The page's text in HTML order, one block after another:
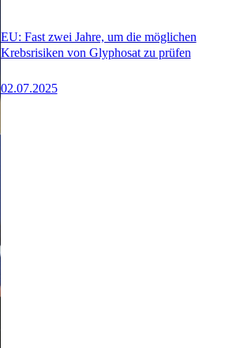
EU: Fast zwei Jahre, um die möglichen
Krebsrisiken von Glyphosat zu prüfen
02.07.2025